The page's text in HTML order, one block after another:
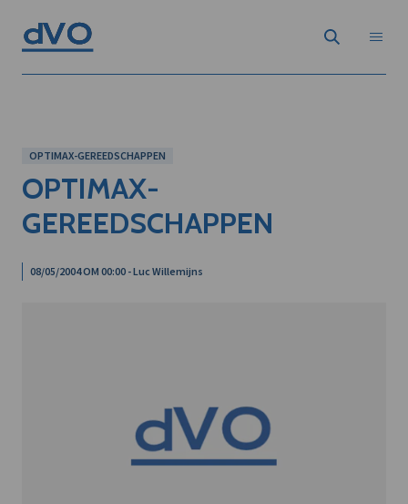
OPTIMAX-GEREEDSCHAPPEN
OPTIMAX-
GEREEDSCHAPPEN
08/05/2004 OM 00:00 - Luc Willemijns